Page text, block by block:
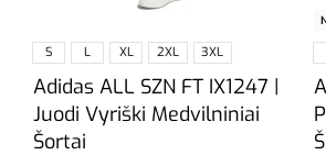
S L XL 2XL 3XL
Adidas ALL SZN FT IX1247 |
Juodi Vyriški Medvilniniai
Šortai